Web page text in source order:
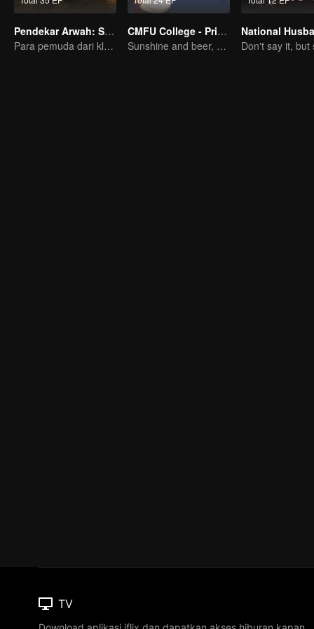
Pendekar Arwah: S1 - S3
Para pemuda dari klan pembudidaya, bersatu melawan kejahatan demi kedamaian bersama
CMFU College - Prince Touch Ball
Sunshine and beer, great!
TV